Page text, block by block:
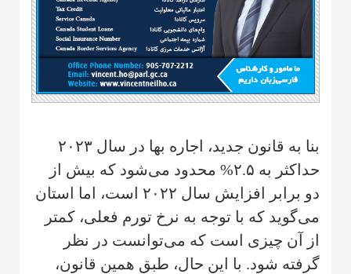
بنا به قانون جدید، اجاره بها در سال ۲۰۲۳
حداکثر به ۲.۵% محدود می‌شود که بیش از
دو برابر افزایش سال ۲۰۲۲ است، اما استان
می‌گوید که با توجه به نرخ تورم فعلی، کمتر
از آن چیزی است که می‌توانست در نظر
گرفته شود. با این حال، طبق همین قانون،